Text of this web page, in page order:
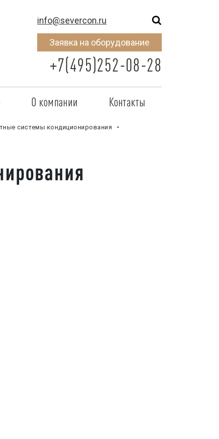
info@severcon.ru
Заявка на оборудование
+7(495)252-08-28
О компании
SEVERCON
Новости
Контакты
системы кондиционирования